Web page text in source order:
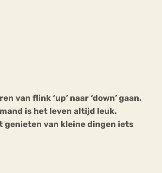
van flink ‘up’ naar ‘down’ gaan.
is het leven altijd leuk.
genieten van kleine dingen iets